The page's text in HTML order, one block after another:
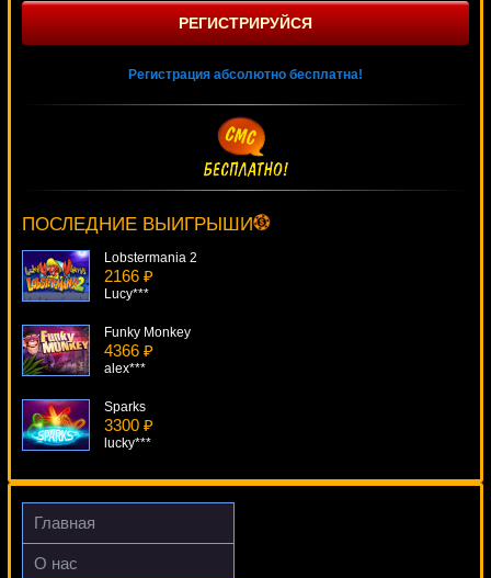
РЕГИСТРИРУЙСЯ
Регистрация абсолютно бесплатна!
ПОСЛЕДНИЕ ВЫИГРЫШИ
turen***
Lobstermania 2
2166 ₽
Lucy***
Funky Monkey
4366 ₽
alex***
Sparks
3300 ₽
lucky***
Fantastic Four
990 ₽
Главная
О нас